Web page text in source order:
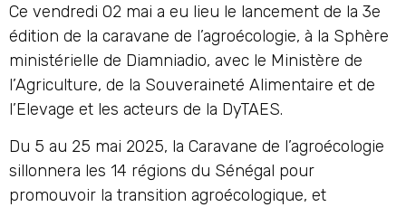
Ce vendredi 02 mai a eu lieu le lancement de la 3e
édition de la caravane de l’agroécologie, à la Sphère
ministérielle de Diamniadio, avec le Ministère de
l’Agriculture, de la Souveraineté Alimentaire et de
l’Elevage et les acteurs de la DyTAES.
Du 5 au 25 mai 2025, la Caravane de l’agroécologie
sillonnera les 14 régions du Sénégal pour
promouvoir la transition agroécologique, et